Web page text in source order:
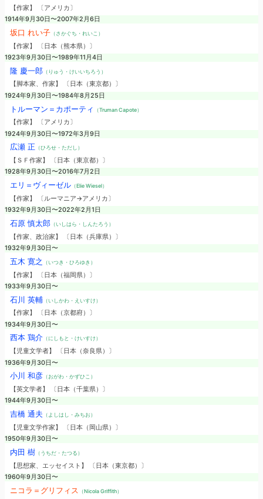
【作家】 〔アメリカ〕
1914年9月30日〜2007年2月6日
坂口 れい子（さかぐち・れいこ）
【作家】 〔日本（熊本県）〕
1923年9月30日〜1989年11月4日
隆 慶一郎（りゅう・けいいちろう）
【脚本家、作家】 〔日本（東京都）〕
1924年9月30日〜1984年8月25日
トルーマン＝カポーティ （Truman Capote）
【作家】 〔アメリカ〕
1924年9月30日〜1972年3月9日
広瀬 正 （ひろせ・ただし）
【ＳＦ作家】 〔日本（東京都）〕
1928年9月30日〜2016年7月2日
エリ＝ヴィーゼル（Elie Wiesel）
【作家】 〔ルーマニア→アメリカ〕
1932年9月30日〜2022年2月1日
石原 慎太郎（いしはら・しんたろう）
【作家、政治家】 〔日本（兵庫県）〕
1932年9月30日〜
五木 寛之 （いつき・ひろゆき）
【作家】 〔日本（福岡県）〕
1933年9月30日〜
石川 英輔 （いしかわ・えいすけ）
【作家】 〔日本（京都府）〕
1934年9月30日〜
西本 鶏介（にしもと・けいすけ）
【児童文学者】 〔日本（奈良県）〕
1936年9月30日〜
小川 和彦（おがわ・かずひこ）
【英文学者】 〔日本（千葉県）〕
1944年9月30日〜
吉橋 通夫 （よしはし・みちお）
【児童文学作家】 〔日本（岡山県）〕
1950年9月30日〜
内田 樹（うちだ・たつる）
【思想家、エッセイスト】 〔日本（東京都）〕
1960年9月30日〜
ニコラ＝グリフィス （Nicola Griffith）